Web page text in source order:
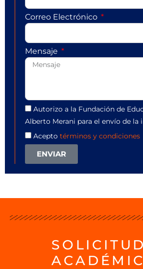
Correo Electrónico
Mensaje
Autorizo a la Fundación de
Alberto Merani para el envío de la
Acepto términos y condiciones
ENVIAR